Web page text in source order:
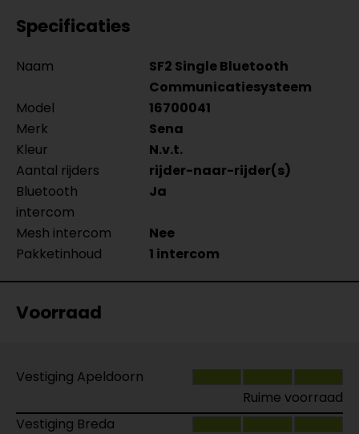
Specificaties
Naam
SF2 Single Bluetooth
Communicatiesysteem
Model
16700041
Merk
Sena
Kleur
N.v.t.
Aantal rijders
rijder-naar-rijder(s)
Bluetooth
intercom
Ja
Mesh intercom
Nee
Pakketinhoud
1 intercom
Voorraad
Vestiging Apeldoorn
Ruime voorraad
Vestiging Breda